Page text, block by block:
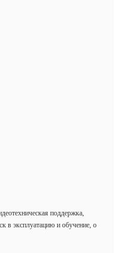
поддержка,
в эксплуатацию и обучение, о